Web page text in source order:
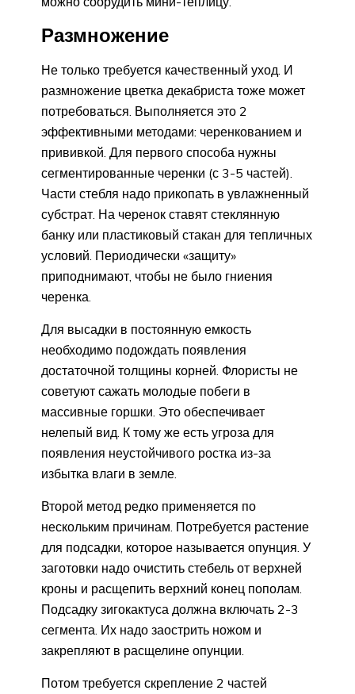
Размножение
Не только требуется качественный уход. И
размножение цветка декабриста тоже может
потребоваться. Выполняется это 2
эффективными методами: черенкованием и
прививкой. Для первого способа нужны
сегментированные черенки (с 3-5 частей).
Части стебля надо прикопать в увлажненный
субстрат. На черенок ставят стеклянную
банку или пластиковый стакан для тепличных
условий. Периодически «защиту»
приподнимают, чтобы не было гниения
черенка.
Для высадки в постоянную емкость
необходимо подождать появления
достаточной толщины корней. Флористы не
советуют сажать молодые побеги в
массивные горшки. Это обеспечивает
нелепый вид. К тому же есть угроза для
появления неустойчивого ростка из-за
избытка влаги в земле.
Второй метод редко применяется по
нескольким причинам. Потребуется растение
для подсадки, которое называется опунция. У
заготовки надо очистить стебель от верхней
кроны и расщепить верхний конец пополам.
Подсадку зигокактуса должна включать 2-3
сегмента. Их надо заострить ножом и
закрепляют в расщелине опунции.
Потом требуется скрепление 2 частей